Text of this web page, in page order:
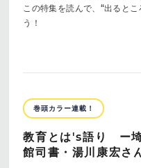
この特集を読んで、“出ると
う！
巻頭カラー連載！
教育とは's語り ー
館司書・湯川康宏さ